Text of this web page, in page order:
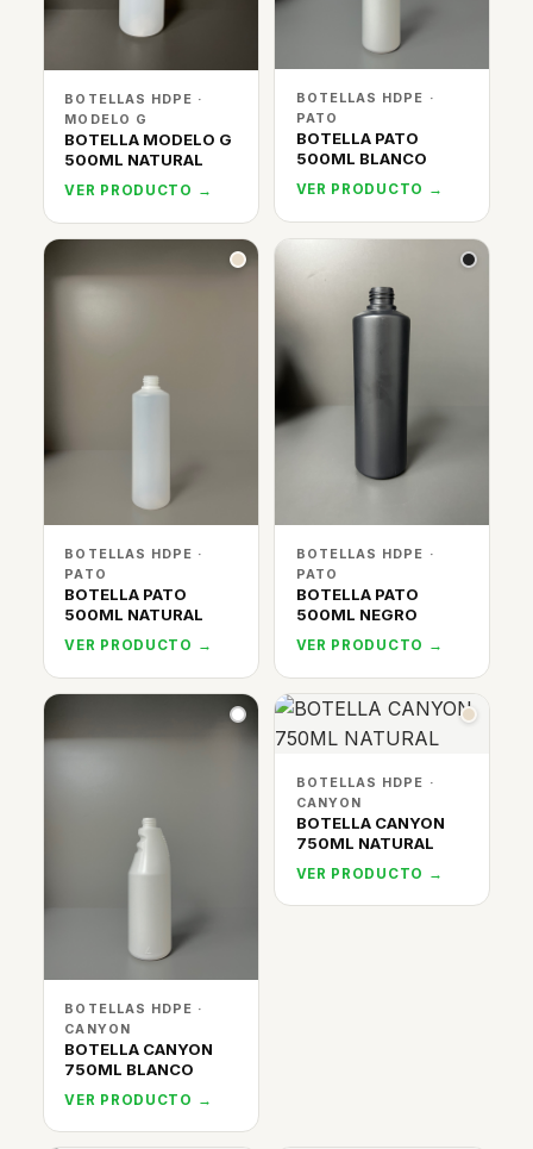
BOTELLAS HDPE ·
MODELO G
BOTELLA MODELO G
500ML NATURAL
VER PRODUCTO →
BOTELLAS HDPE ·
PATO
BOTELLA PATO
500ML BLANCO
VER PRODUCTO →
BOTELLAS HDPE ·
PATO
BOTELLA PATO
500ML NATURAL
VER PRODUCTO →
BOTELLAS HDPE ·
PATO
BOTELLA PATO
500ML NEGRO
VER PRODUCTO →
BOTELLAS HDPE ·
CANYON
BOTELLA CANYON
750ML BLANCO
VER PRODUCTO →
BOTELLAS HDPE ·
CANYON
BOTELLA CANYON
750ML NATURAL
VER PRODUCTO →